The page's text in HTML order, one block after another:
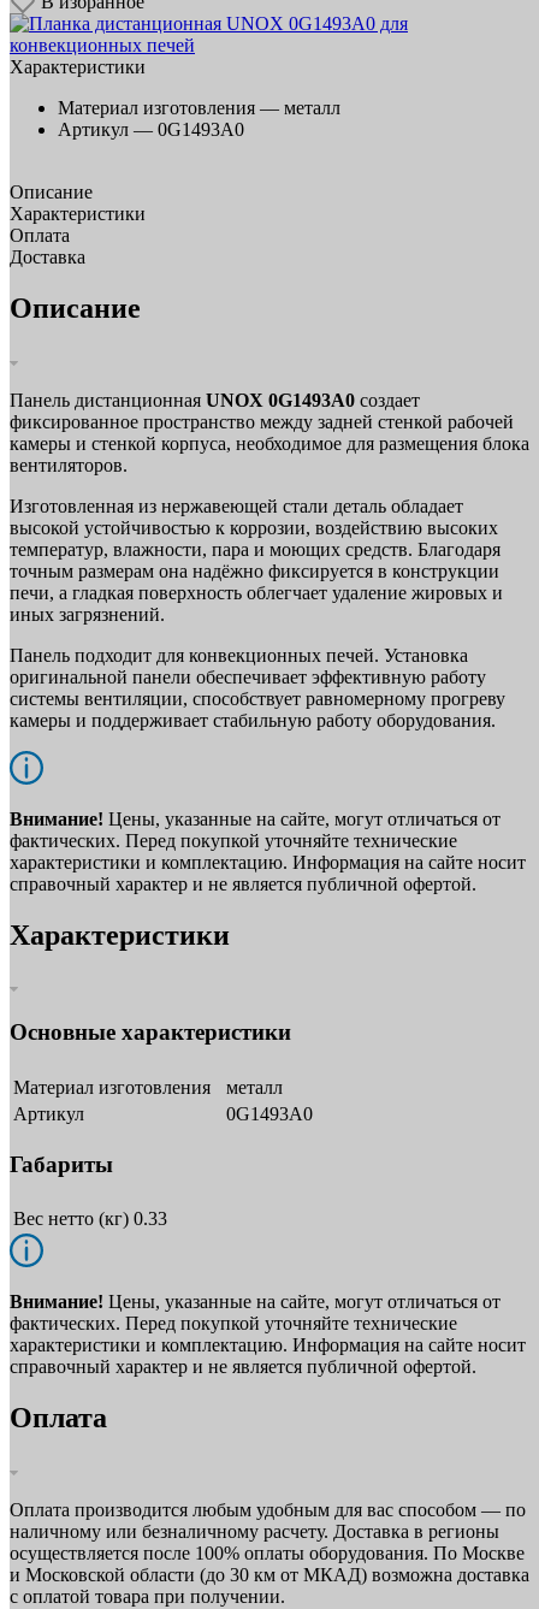
Характеристики
Материал изготовления — металл
Артикул — 0G1493A0
Описание
Характеристики
Оплата
Доставка
Описание
Панель дистанционная UNOX 0G1493A0 создает
фиксированное пространство между задней стенкой рабочей
камеры и стенкой корпуса, необходимое для размещения блока
вентиляторов.
Изготовленная из нержавеющей стали деталь обладает
высокой устойчивостью к коррозии, воздействию высоких
температур, влажности, пара и моющих средств. Благодаря
точным размерам она надёжно фиксируется в конструкции
печи, а гладкая поверхность облегчает удаление жировых и
иных загрязнений.
Панель подходит для конвекционных печей. Установка
оригинальной панели обеспечивает эффективную работу
системы вентиляции, способствует равномерному прогреву
камеры и поддерживает стабильную работу оборудования.
Внимание! Цены, указанные на сайте, могут отличаться от
фактических. Перед покупкой уточняйте технические
характеристики и комплектацию. Информация на сайте носит
справочный характер и не является публичной офертой.
Характеристики
Основные характеристики
Материал изготовления
металл
Артикул
0G1493A0
Габариты
Вес нетто (кг) 0.33
Внимание! Цены, указанные на сайте, могут отличаться от
фактических. Перед покупкой уточняйте технические
характеристики и комплектацию. Информация на сайте носит
справочный характер и не является публичной офертой.
Оплата
Оплата производится любым удобным для вас способом — по
наличному или безналичному расчету. Доставка в регионы
осуществляется после 100% оплаты оборудования. По Москве
и Московской области (до 30 км от МКАД) возможна доставка
с оплатой товара при получении.